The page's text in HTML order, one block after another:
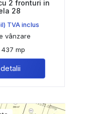
2 fronturi in
28
TVA inclus
vânzare
437 mp